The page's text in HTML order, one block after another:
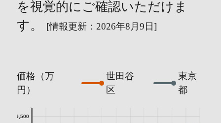
を視覚的にご確認いただけま
す。
[情報更新：2026年8月9日]
価格（万
円）
世田谷
区
東京
都
9,500